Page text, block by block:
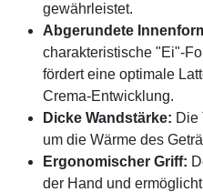
gewährleistet.
Abgerundete
charakteristische "Ei"-
fördert eine optimale
Crema-Entwicklung.
Dicke Wandstärke: Die
um die Wärme des
Ergonomischer Griff:
der Hand und